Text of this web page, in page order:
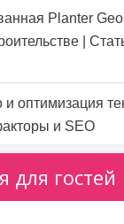
Planter
|
и оптимизация
и SEO
гостей